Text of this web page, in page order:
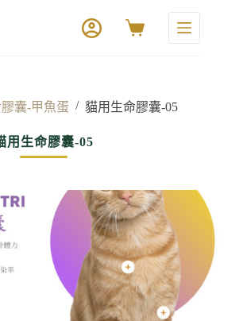
囊-甲魚蛋 / 貓用生命膠囊-05
用生命膠囊-05